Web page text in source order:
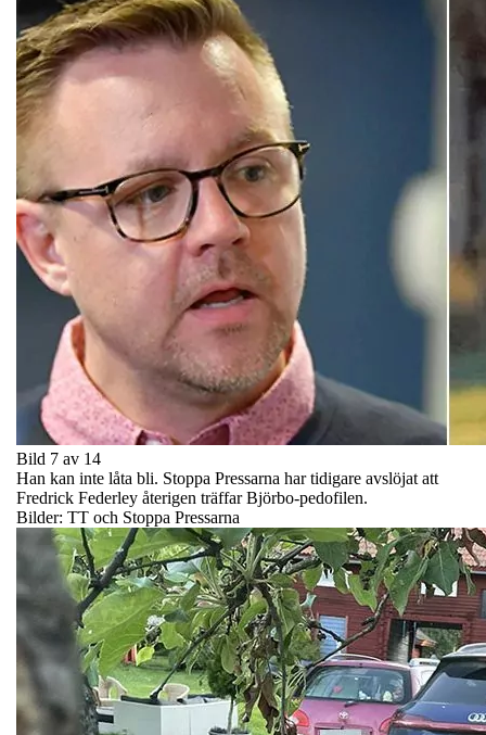
Bild 7 av 14
Han kan inte låta bli. Stoppa Pressarna har tidigare avslöjat att
Fredrick Federley återigen träffar Björbo-pedofilen.
Bilder: TT och Stoppa Pressarna